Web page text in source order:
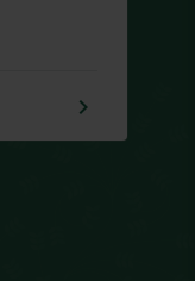
keyboard_arrow_right